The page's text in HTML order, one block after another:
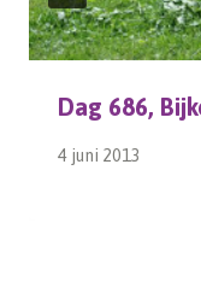
Dag 686,
4 juni 2013